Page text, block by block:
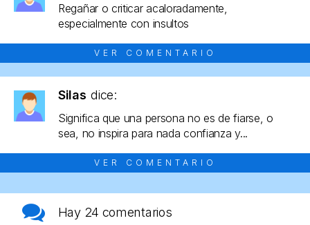
Regañar o criticar acaloradamente,
especialmente con insultos
VER COMENTARIO
Silas dice:
Significa que una persona no es de fiarse, o
sea, no inspira para nada confianza y...
VER COMENTARIO
Hay 24 comentarios